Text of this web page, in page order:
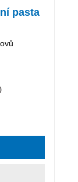
pasta